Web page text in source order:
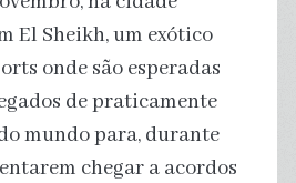
El Sheikh, um exótico
onde são esperadas
de praticamente
mundo para, durante
chegar a acordos